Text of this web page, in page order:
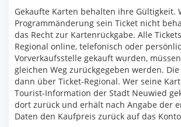
Gekaufte Karten behalten ihre Gültigkeit.
Programmänderung sein Ticket nicht
das Recht zur Kartenrückgabe. Alle
Regional online, telefonisch oder
Vorverkaufsstelle gekauft wurden,
gleichen Weg zurückgegeben werden.
dann über Ticket-Regional. Wer seine
Tourist-Information der Stadt Neuwied
dort zurück und erhält nach Angabe der
Daten den Kaufpreis zurück auf das